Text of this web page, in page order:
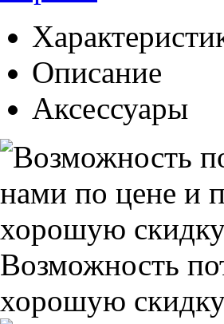
Описание
Аксессуары
Возможность
хорошую